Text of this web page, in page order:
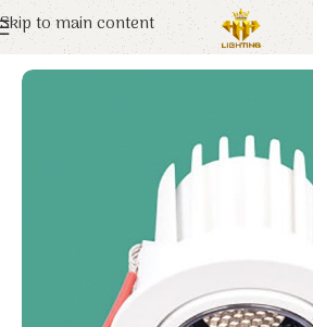
Skip to main content
Trang chủ Euroto Đèn LED